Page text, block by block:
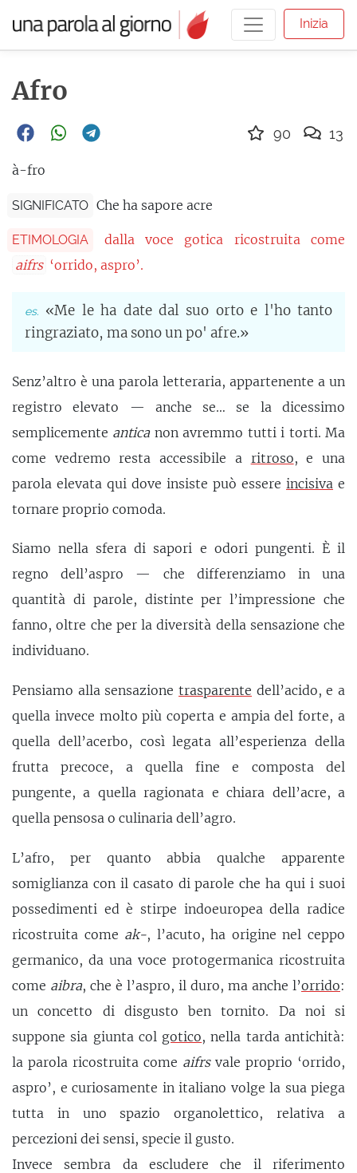
Inizia
Afro
à-fro
SIGNIFICATO Che ha sapore acre
ETIMOLOGIA
dalla voce gotica ricostruita come
aifrs ‘orrido, aspro’.
«Me le ha date dal suo orto e l'ho tanto
ringraziato, ma sono un po' afre.»
Senz’altro è una parola letteraria, appartenente a un
registro elevato — anche se… se la dicessimo
semplicemente anticanon avremmo tutti i torti. Ma
come vedremo resta accessibile a ritroso, e una
parola elevata qui dove insiste può essere incisiva e
tornare proprio comoda.
Siamo nella sfera di sapori e odori pungenti. È il
regno dell’aspro — che differenziamo in una
quantità di parole, distinte per l’impressione che
fanno, oltre che per la diversità della sensazione che
individuano.
Pensiamo alla sensazione trasparente dell’acido, e a
quella invece molto più coperta e ampia del forte, a
quella dell’acerbo, così legata all’esperienza della
frutta precoce, a quella fine e composta del
pungente, a quella ragionata e chiara dell’acre, a
quella pensosa o culinaria dell’agro.
L’afro, per quanto abbia qualche apparente
somiglianza con il casato di parole che ha qui i suoi
possedimenti ed è stirpe indoeuropea della radice
ricostruita come ak-, l’acuto, ha origine nel ceppo
germanico, da una voce protogermanica ricostruita
come aibra, che è l’aspro, il duro, ma anche l’orrido:
un concetto di disgusto ben tornito. Da noi si
suppone sia giunta col gotico, nella tarda antichità:
la parola ricostruita come aifrsvale proprio ‘orrido,
aspro’, e curiosamente in italiano volge la sua piega
tutta in uno spazio organolettico, relativa a
percezioni dei sensi, specie il gusto.
Invece sembra da escludere che il riferimento
90 13